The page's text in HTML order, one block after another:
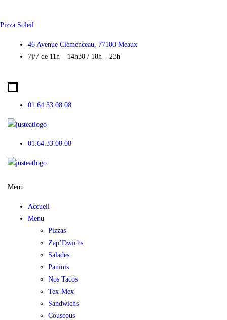
content
Pizza Soleil
46 Avenue Clémenceau, 77100 Meaux
7j/7 de 11h – 14h30 / 18h – 23h
01.64.33.08.08
01.64.33.08.08
Menu
Accueil
Menu
Pizzas
Zap’Dwichs
Salades
Paninis
Nos Tacos
Tex-Mex
Sandwichs
Couscous